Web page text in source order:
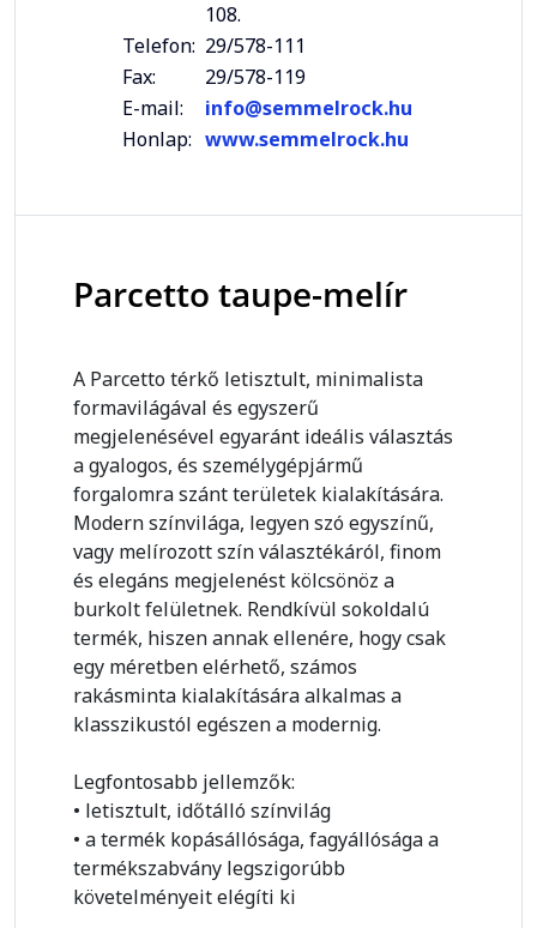
108.
Telefon: 29/578-111
Fax:
29/578-119
E-mail:
info@semmelrock.hu
Honlap: www.semmelrock.hu
Parcetto taupe-melír
A Parcetto térkő letisztult, minimalista
formavilágával és egyszerű
megjelenésével egyaránt ideális választás
a gyalogos, és személygépjármű
forgalomra szánt területek kialakítására.
Modern színvilága, legyen szó egyszínű,
vagy melírozott szín választékáról, finom
és elegáns megjelenést kölcsönöz a
burkolt felületnek. Rendkívül sokoldalú
termék, hiszen annak ellenére, hogy csak
egy méretben elérhető, számos
rakásminta kialakítására alkalmas a
klasszikustól egészen a modernig.
Legfontosabb jellemzők:
• letisztult, időtálló színvilág
• a termék kopásállósága, fagyállósága a
termékszabvány legszigorúbb
követelményeit elégíti ki